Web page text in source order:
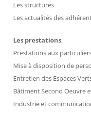
Les structures
Les actualités des
Les prestations
Prestations aux
Mise à disposition de
Entretien des Espaces
Bâtiment Second Oeuvre
Industrie et